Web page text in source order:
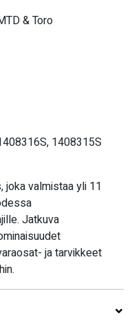
& Toro
1408315S
joka valmistaa yli 11
Jatkuva
ja tarvikkeet